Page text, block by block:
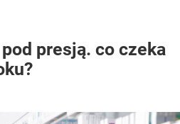
presją. co czeka